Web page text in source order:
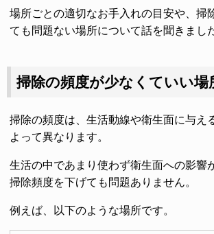
場所ごとの適切なお手入れの目安や、掃
ても問題ない場所について話を聞きまし
掃除の頻度が少なくていい場
掃除の頻度は、生活動線や衛生面に与え
よって異なります。
生活の中であまり使わず衛生面への影響
掃除頻度を下げても問題ありません。
例えば、以下のような場所です。